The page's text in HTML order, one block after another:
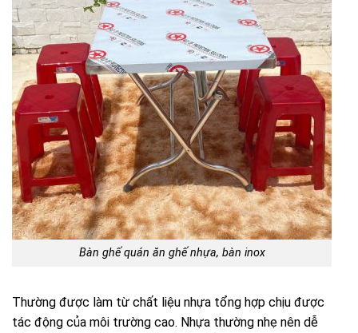
Bàn ghế quán ăn ghế nhựa, bàn inox
Thường được làm từ chất liệu nhựa tổng hợp chịu được
tác động của môi trường cao. Nhựa thường nhẹ nên dễ